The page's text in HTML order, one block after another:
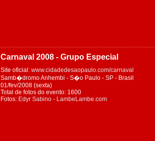
Carnaval 2008 - Grupo Especial
Site oficial: www.cidadedesaopaulo.com/carnaval
Samb�dromo Anhembi - S�o Paulo - SP - Brasil
01/fev/2008 (sexta)
Total de fotos do evento: 1600
Fotos: Edyr Sabino - LambeLambe.com